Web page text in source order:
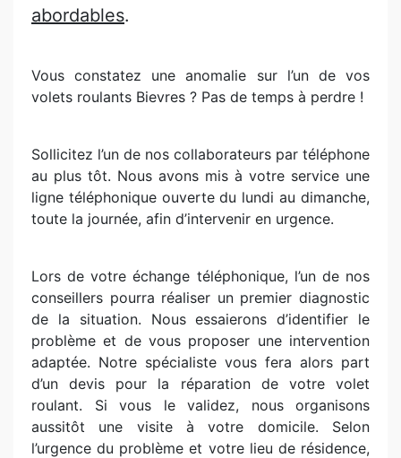
abordables.
Vous constatez une anomalie sur l’un de vos
volets roulants Bievres ? Pas de temps à perdre !
Sollicitez l’un de nos collaborateurs par téléphone
au plus tôt. Nous avons mis à votre service une
ligne téléphonique ouverte du lundi au dimanche,
toute la journée, afin d’intervenir en urgence.
Lors de votre échange téléphonique, l’un de nos
conseillers pourra réaliser un premier diagnostic
de la situation. Nous essaierons d’identifier le
problème et de vous proposer une intervention
adaptée. Notre spécialiste vous fera alors part
d’un devis pour la réparation de votre volet
roulant. Si vous le validez, nous organisons
aussitôt une visite à votre domicile. Selon
l’urgence du problème et votre lieu de résidence,